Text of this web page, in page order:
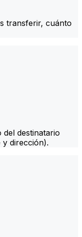
transferir, cuánto
destinatario
y dirección).